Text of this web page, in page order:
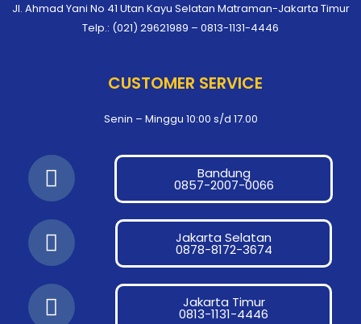
Jl. Ahmad Yani No 41 Utan Kayu Selatan Matraman-Jakarta Timur
Telp.: (021) 29621989 – 0813-1131-4446
CUSTOMER SERVICE
Senin – Minggu 10:00 s/d 17.00
F
a
c
e
b
o
o
Bandung
0857-2007-0066
F
a
c
e
Jakarta Selatan
0878-8172-3674
F
a Jakarta Timur
0813-1131-4446